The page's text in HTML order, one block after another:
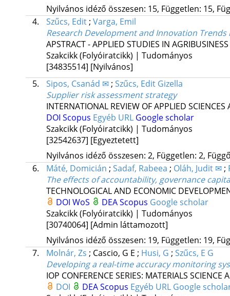
Nyilvános idéző összesen: 15, Független: 15,
4.
Szűcs, Edit; Varga, Emil
Research Development and Innovation Trends
APSTRACT - APPLIED STUDIES IN
Szakcikk (Folyóiratcikk) | Tudományos
[34835514] [Nyilvános]
5.
Sipos, Csanád ✉; Szűcs, Edit Gizella
Supplier risk assessment strategy
INTERNATIONAL REVIEW OF APPLIED
DOI Scopus Egyéb URL Google scholar
Szakcikk (Folyóiratcikk) | Tudományos
[32542637] [Egyeztetett]
Nyilvános idéző összesen: 2, Független: 2,
6.
Máté, Domicián ; Sadaf, Rabeea ; Oláh, Judit ✉;
The effects of accountability, governance
TECHNOLOGICAL AND ECONOMIC
DOI WoS DEAScopus Google scholar
Szakcikk (Folyóiratcikk) | Tudományos
[30740064] [Admin láttamozott]
Nyilvános idéző összesen: 19, Független: 19,
7.
Molnár, Zs ; Cascio, G E ; Husi, G ; Szűcs, E G
Developing a real-time accuracy monitoring
IOP CONFERENCE SERIES: MATERIALS SCIENCE
DOI
DEAScopus Egyéb URL Google